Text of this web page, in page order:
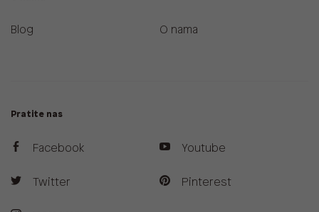
Blog O nama
Pratite nas
Facebook
Twitter
Youtube
Pinterest